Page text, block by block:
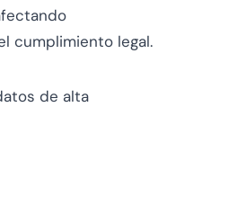
cumplimiento legal.
de alta